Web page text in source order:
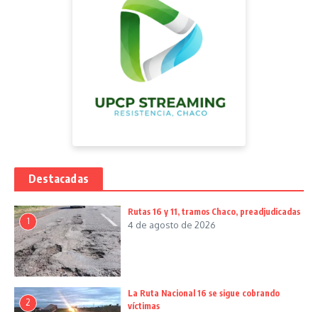
Destacadas
1
Rutas 16 y 11, tramos Chaco, preadjudicadas
4 de agosto de 2026
2
La Ruta Nacional 16 se sigue cobrando
víctimas